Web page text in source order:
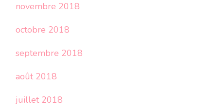
novembre 2018
octobre 2018
septembre 2018
août 2018
juillet 2018